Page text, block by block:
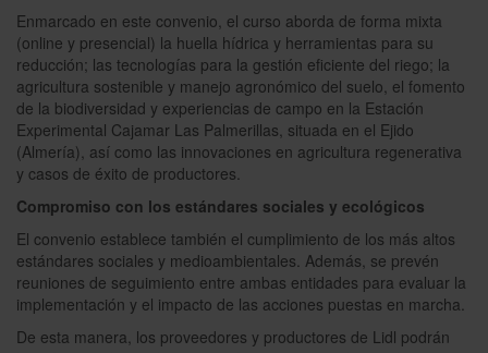
Enmarcado en este convenio, el curso aborda de forma mixta
(online y presencial) la huella hídrica y herramientas para su
reducción; las tecnologías para la gestión eficiente del riego; la
agricultura sostenible y manejo agronómico del suelo, el fomento
de la biodiversidad y experiencias de campo en la Estación
Experimental Cajamar Las Palmerillas, situada en el Ejido
(Almería), así como las innovaciones en agricultura regenerativa
y casos de éxito de productores.
Compromiso con los estándares sociales y ecológicos
El convenio establece también el cumplimiento de los más altos
estándares sociales y medioambientales. Además, se prevén
reuniones de seguimiento entre ambas entidades para evaluar la
implementación y el impacto de las acciones puestas en marcha.
De esta manera, los proveedores y productores de Lidl podrán